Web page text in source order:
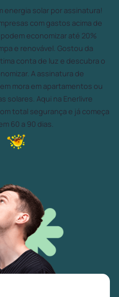
energia solar por assinatura!
com gastos acima de
economizar até 20%
e renovável. Gostou da
conta de luz e descubra o
A assinatura de
mora em apartamentos ou
solares. Aqui na Enerlivre
total segurança e já começa
60 a 90 dias.